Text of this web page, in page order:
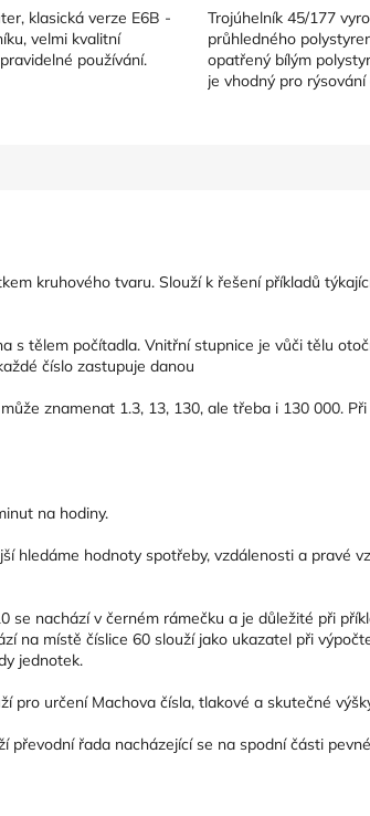
klasická verze E6B -
velmi kvalitní
používání.
hvězdiček.
Trojúhelník 45/177
průhledného
opatřený bílým
je vhodný pro
kruhového tvaru. Slouží k řešení příkladů
s tělem počítadla. Vnitřní stupnice je vůči tělu
číslo zastupuje danou
znamenat 1.3, 13, 130, ale třeba i 130 000.
na hodiny.
hledáme hodnoty spotřeby, vzdálenosti a pravé
se nachází v černém rámečku a je důležité při
na místě číslice 60 slouží jako ukazatel při
jednotek.
pro určení Machova čísla, tlakové a skutečné
řada nacházející se na spodní části